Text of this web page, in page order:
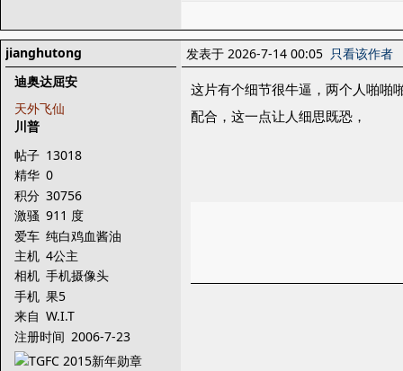
jianghutong
迪奥达屈安
天外飞仙
川普
帖子 13018
精华 0
积分 30756
激骚 911 度
爱车 纯白鸡血酱油
主机 4公主
相机 手机摄像头
手机 果5
来自 W.I.T
注册时间 2006-7-23
发表于 2026-7-14 00:05 只看该作者
这片有个细节很牛逼，两个人啪啪
配合，这一点让人细思既恐，